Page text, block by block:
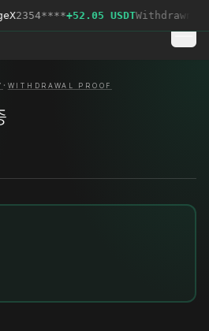
2354****+52.05 USDTWithdrawn
· WITHDRAWAL PROOF